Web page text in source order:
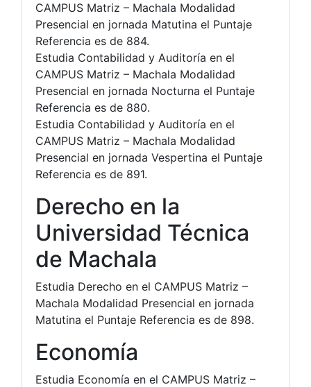
CAMPUS Matriz – Machala Modalidad
Presencial en jornada Matutina el Puntaje
Referencia es de 884.
Estudia Contabilidad y Auditoría en el
CAMPUS Matriz – Machala Modalidad
Presencial en jornada Nocturna el Puntaje
Referencia es de 880.
Estudia Contabilidad y Auditoría en el
CAMPUS Matriz – Machala Modalidad
Presencial en jornada Vespertina el Puntaje
Referencia es de 891.
Derecho en la
Universidad Técnica
de Machala
Estudia Derecho en el CAMPUS Matriz –
Machala Modalidad Presencial en jornada
Matutina el Puntaje Referencia es de 898.
Economía
Estudia Economía en el CAMPUS Matriz –